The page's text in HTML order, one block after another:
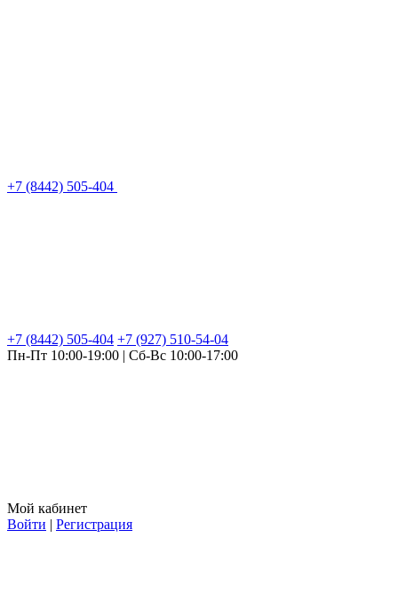
+7 (8442) 505-404
+7 (8442) 505-404 +7 (927) 510-54-04
Пн-Пт 10:00-19:00 | Сб-Вс 10:00-17:00
Мой кабинет
Войти | Регистрация